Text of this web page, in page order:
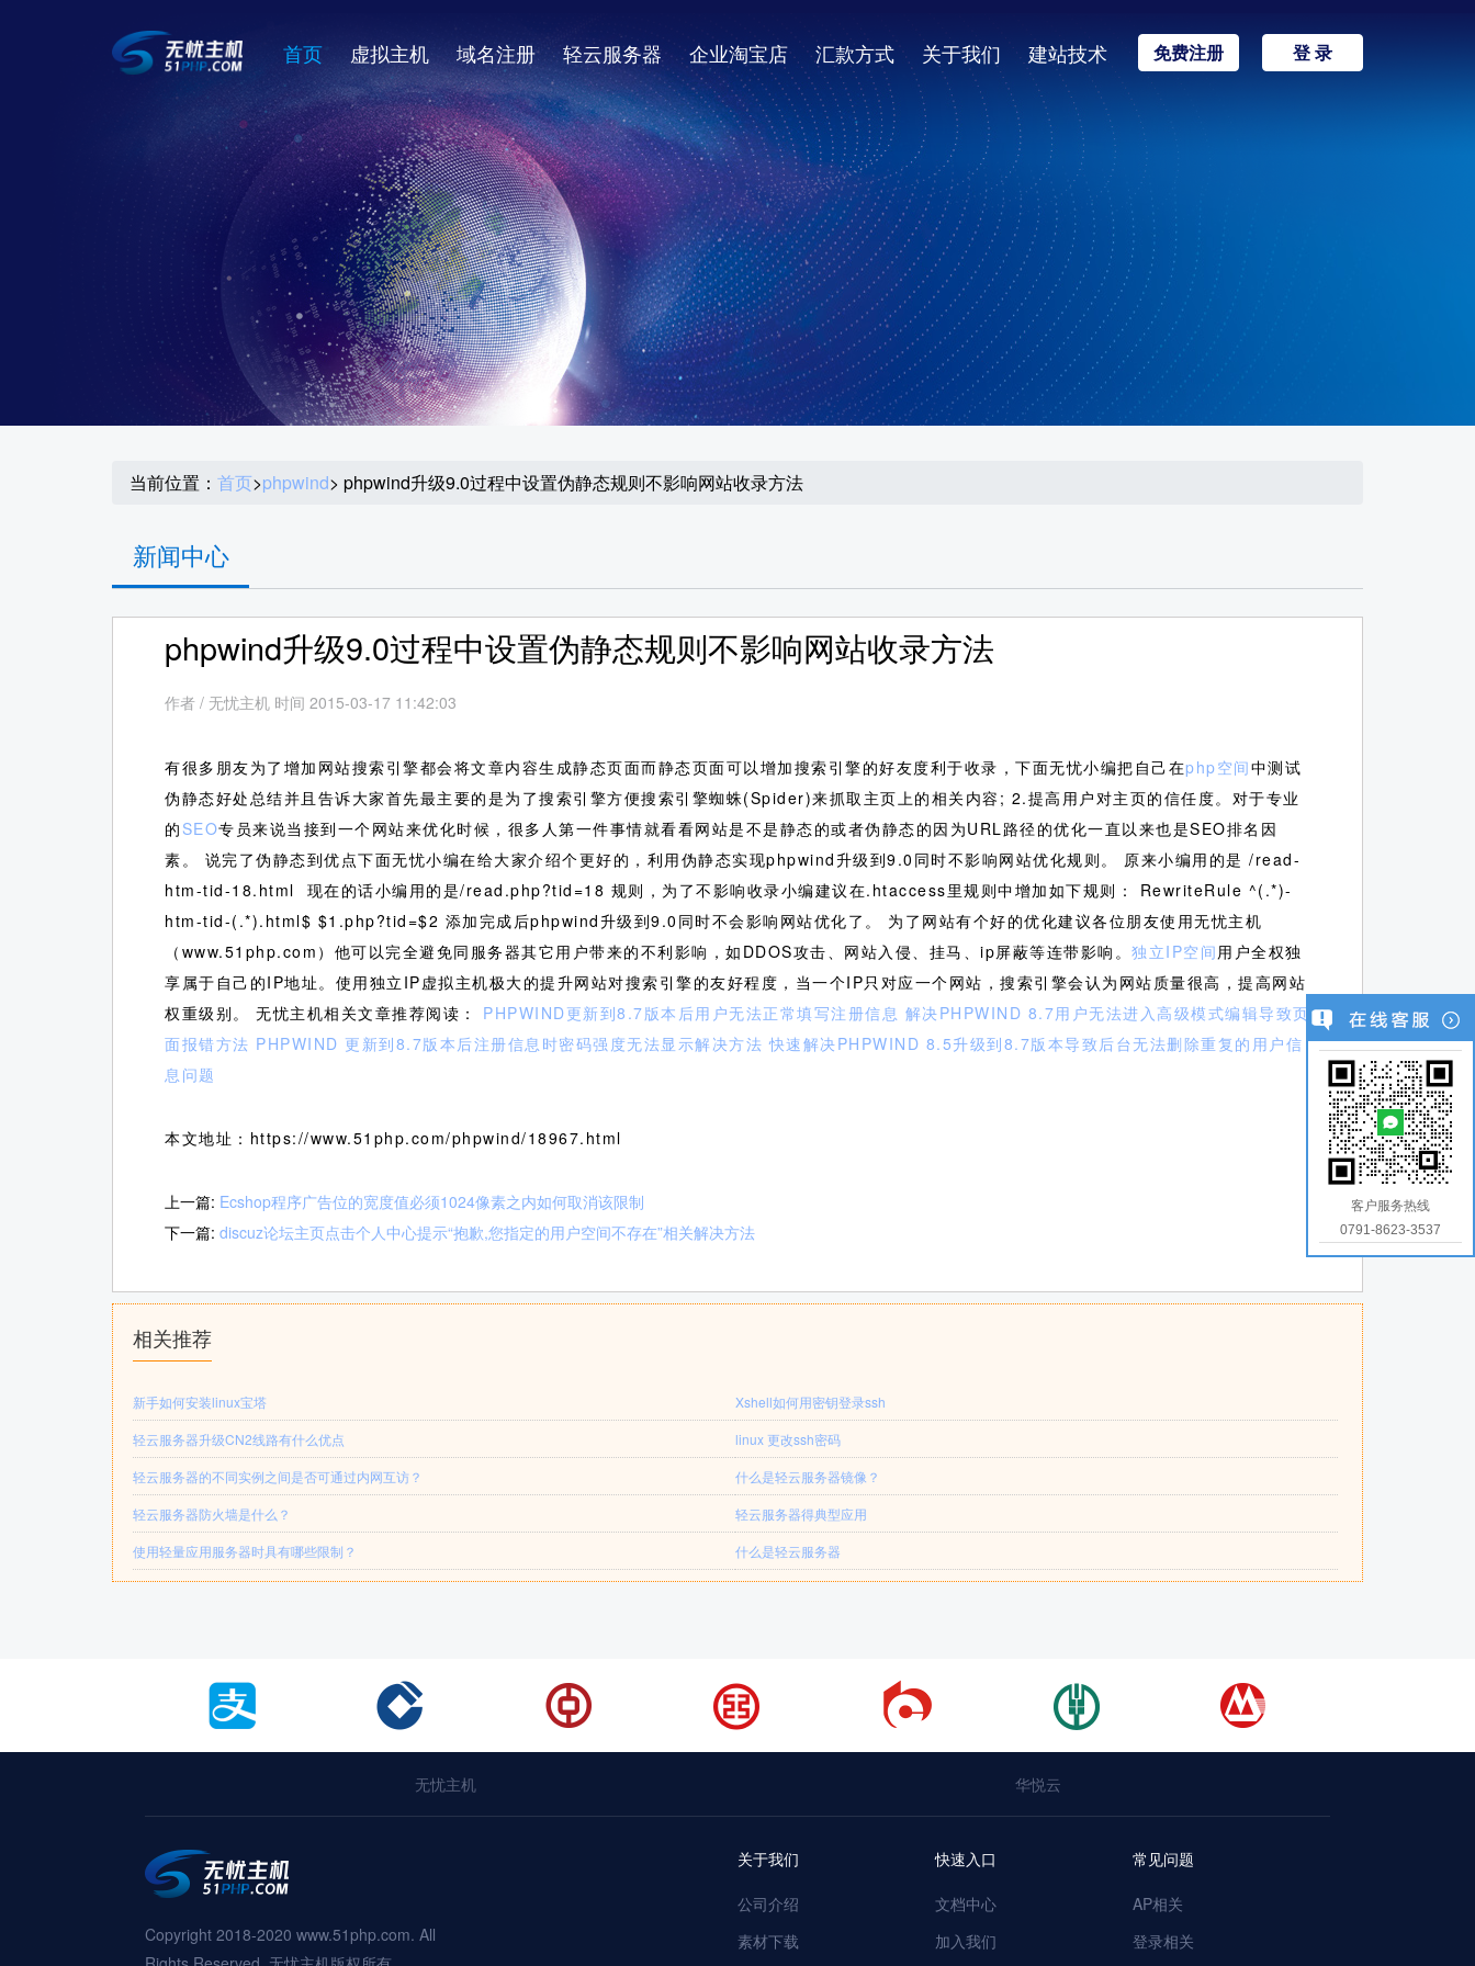
首页 虚拟主机 域名注册 轻云服务器 企业淘宝店 汇款方式 关于我们 建站技术 免费注册 登 录
当前位置： 首页>phpwind> phpwind升级9.0过程中设置伪静态规则不影响网站收录方法
新闻中心
phpwind升级9.0过程中设置伪静态规则不影响网站收录方法
作者 / 无忧主机 时间 2015-03-17 11:42:03
有很多朋友为了增加网站搜索引擎都会将文章内容生成静态页面而静态页面可以增加搜索引擎的好友度利于收录，下面无忧小编把自己在php空间中测试
伪静态好处总结并且告诉大家首先最主要的是为了搜索引擎方便搜索引擎蜘蛛(Spider)来抓取主页上的相关内容; 2.提高用户对主页的信任度。对于专业
的 SEO专员来说当接到一个网站来优化时候，很多人第一件事情就看看网站是不是静态的或者伪静态的因为URL路径的优化一直以来也是SEO排名因
素。
说完了伪静态到优点下面无忧小编在给大家介绍个更好的，利用伪静态实现phpwind升级到9.0同时不影响网站优化规则。 原来小编用的是 /read-
htm-tid-18.html 现在的话小编用的是/read.php?tid=18 规则，为了不影响收录小编建议在.htaccess里规则中增加如下规则： RewriteRule ^(.*)-
htm-tid-(.*).html$ $1.php?tid=$2 添加完成后phpwind升级到9.0同时不会影响网站优化了。 为了网站有个好的优化建议各位朋友使用无忧主机
（www.51php.com）他可以完全避免同服务器其它用户带来的不利影响，如DDOS攻击、网站入侵、挂马、ip屏蔽等连带影响。 独立IP空间用户全权独
享属于自己的IP地址。使用独立IP虚拟主机极大的提升网站对搜索引擎的友好程度，当一个IP只对应一个网站，搜索引擎会认为网站质量很高，提高网站
权重级别。 无忧主机相关文章推荐阅读： PHPWIND更新到8.7版本后用户无法正常填写注册信息 解决PHPWIND 8.7用户无法进入高级模式编辑导致页
面报错方法 PHPWIND 更新到8.7版本后注册信息时密码强度无法显示解决方法 快速解决PHPWIND 8.5升级到8.7版本导致后台无法删除重复的用户信
息问题
本文地址：https://www.51php.com/phpwind/18967.html
上一篇: Ecshop程序广告位的宽度值必须1024像素之内如何取消该限制
下一篇: discuz论坛主页点击个人中心提示“抱歉,您指定的用户空间不存在”相关解决方法
相关推荐
新手如何安装linux宝塔
Xshell如何用密钥登录ssh
轻云服务器升级CN2线路有什么优点
linux 更改ssh密码
轻云服务器的不同实例之间是否可通过内网互访？
什么是轻云服务器镜像？
轻云服务器防火墙是什么？
轻云服务器得典型应用
使用轻量应用服务器时具有哪些限制？
什么是轻云服务器
无忧主机 华悦云
Copyright 2018-2020 www.51php.com. All
关于我们
公司介绍
素材下载
快速入口
文档中心
加入我们
常见问题
AP相关
登录相关
客户服务热线
0791-8623-3537